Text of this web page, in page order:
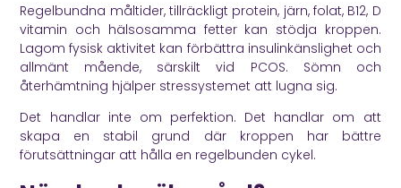
Regelbundna måltider, tillräckligt protein, järn, folat, B12, D
vitamin och hälsosamma fetter kan stödja kroppen.
Lagom fysisk aktivitet kan förbättra insulinkänslighet och
allmänt mående, särskilt vid PCOS. Sömn och
återhämtning hjälper stressystemet att lugna sig.
Det handlar inte om perfektion. Det handlar om att
skapa en stabil grund där kroppen har bättre
förutsättningar att hålla en regelbunden cykel.